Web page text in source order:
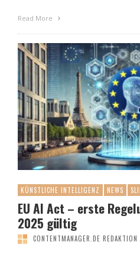
Read More
KÜNSTLICHE INTELLIGENZ NEWS
EU AI Act – erste
2025 gültig
CONTENTMANAGER.DE REDAKTION